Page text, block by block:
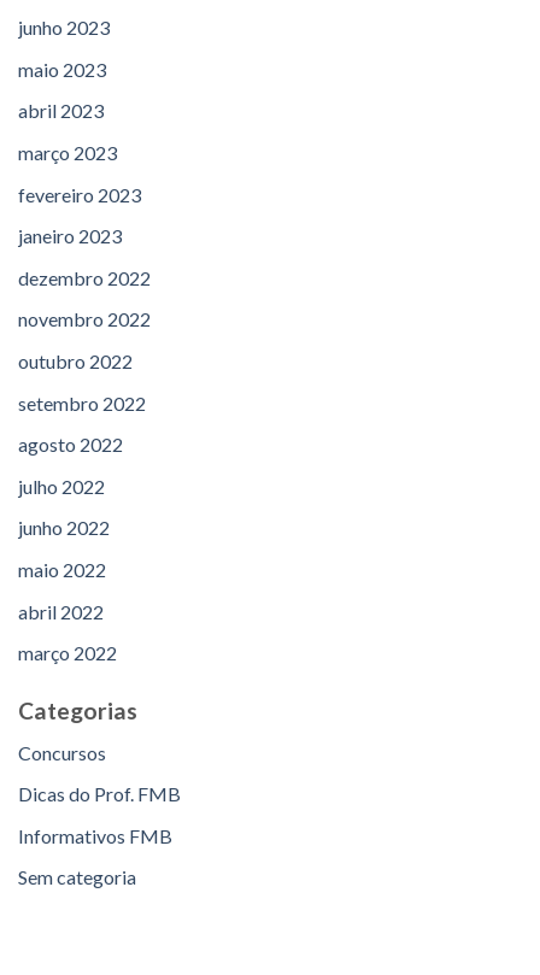
junho 2023
maio 2023
abril 2023
março 2023
fevereiro 2023
janeiro 2023
dezembro 2022
novembro 2022
outubro 2022
setembro 2022
agosto 2022
julho 2022
junho 2022
maio 2022
abril 2022
março 2022
Categorias
Concursos
Dicas do Prof. FMB
Informativos FMB
Sem categoria